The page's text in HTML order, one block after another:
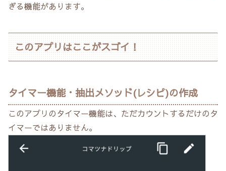
ぎる機能があります。
このアプリはここがスゴイ！
タイマー機能・抽出メソッド(レシピ)の作成
このアプリのタイマー機能は、ただカウントするだけのタ
イマーではありません。